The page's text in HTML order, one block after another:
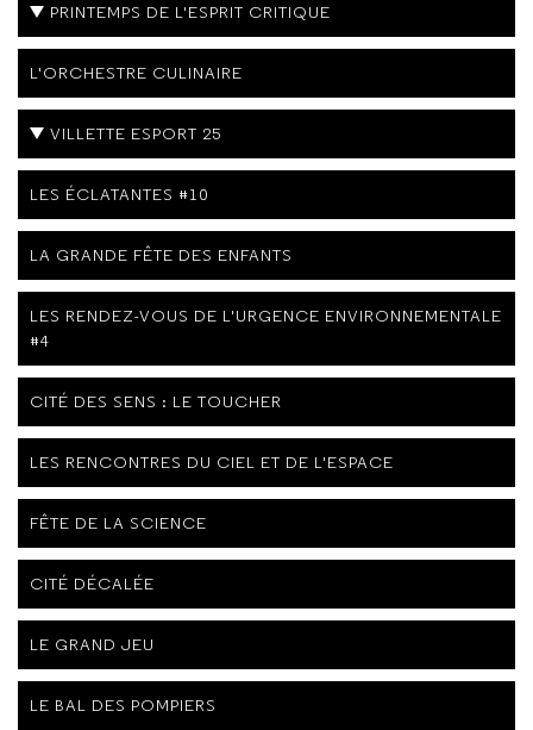
PRINTEMPS DE L'ESPRIT CRITIQUE
L'ORCHESTRE CULINAIRE
VILLETTE ESPORT 25
LES ÉCLATANTES #10
LA GRANDE FÊTE DES ENFANTS
LES RENDEZ-VOUS DE L'URGENCE ENVIRONNEMENTALE
#4
CITÉ DES SENS : LE TOUCHER
LES RENCONTRES DU CIEL ET DE L'ESPACE
FÊTE DE LA SCIENCE
CITÉ DÉCALÉE
LE GRAND JEU
LE BAL DES POMPIERS